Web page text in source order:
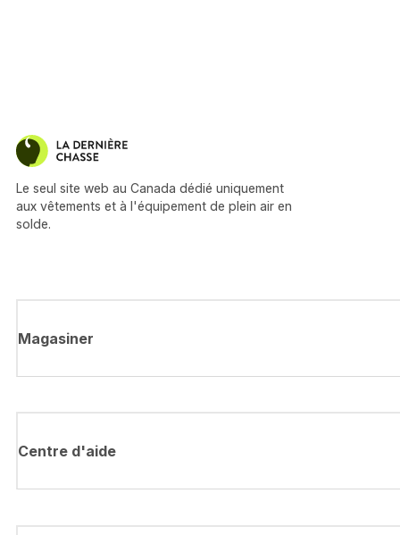
Le seul site web au Canada dédié uniquement
aux vêtements et à l'équipement de plein air en
solde.
Magasiner
Centre d'aide